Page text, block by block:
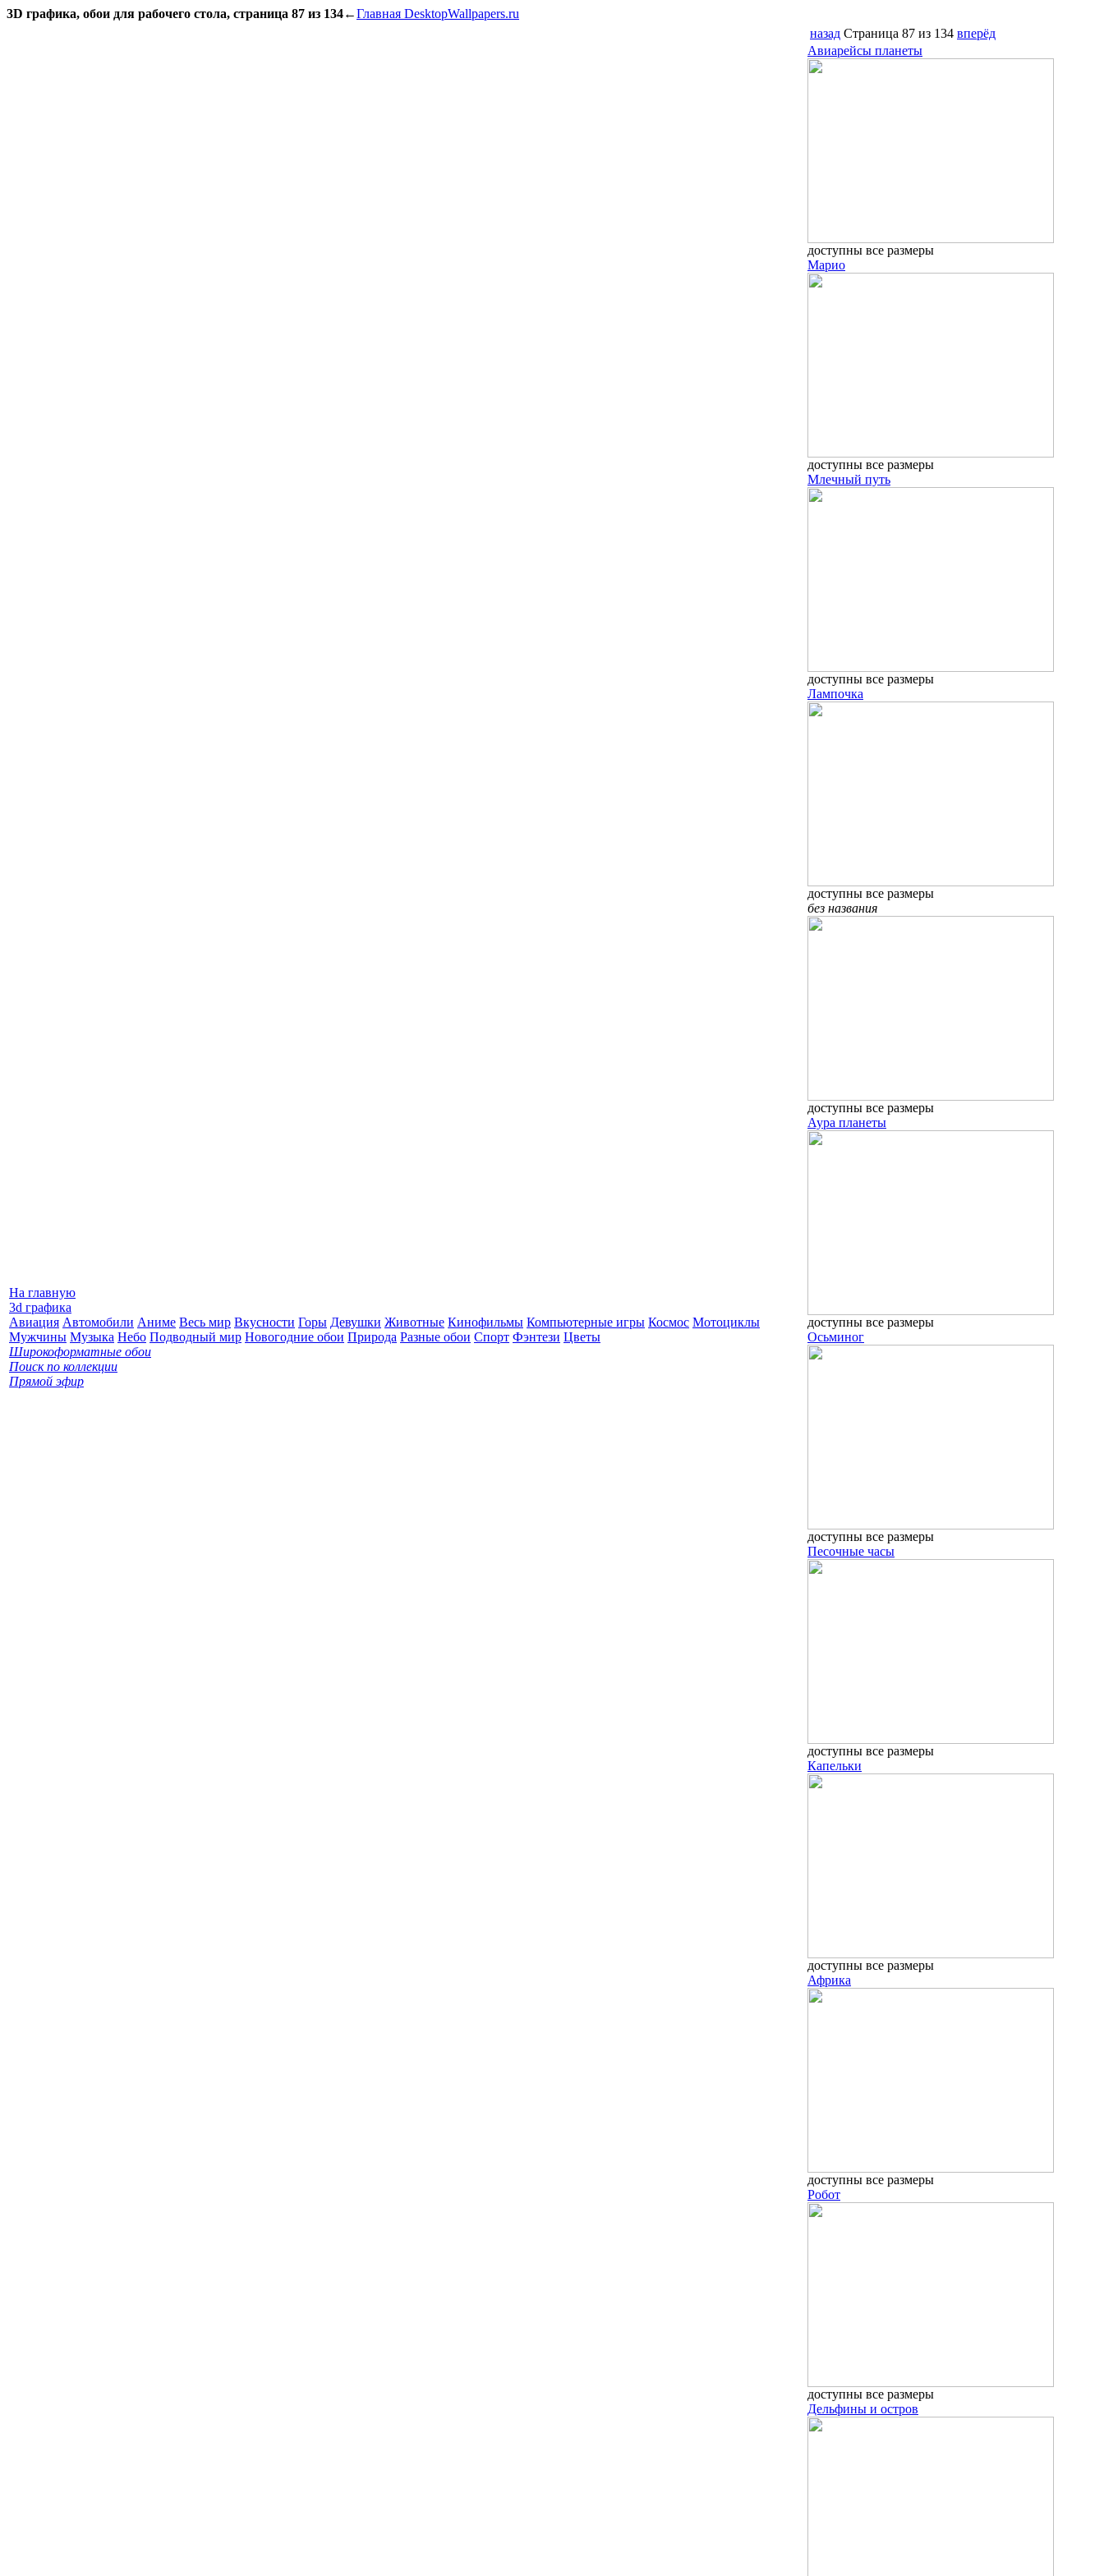
3D графика, обои для рабочего стола, страница 87 из 134←Главная DesktopWallpapers.ru
На главную
3d графика
Авиация Автомобили Аниме Весь мир Вкусности Горы Девушки Животные Кинофильмы Компьютерные игры Космос Мотоциклы
Мужчины Музыка Небо Подводный мир Новогодние обои Природа Разные обои Спорт Фэнтези Цветы
Широкоформатные обои
Поиск по коллекции
Прямой эфир
назад Страница 87 из 134 вперёд
Авиарейсы планеты
доступны все размеры
Марио
доступны все размеры
Млечный путь
доступны все размеры
Лампочка
доступны все размеры
без названия
доступны все размеры
Аура планеты
доступны все размеры
Осьминог
доступны все размеры
Песочные часы
доступны все размеры
Капельки
доступны все размеры
Африка
доступны все размеры
Робот
доступны все размеры
Дельфины и остров